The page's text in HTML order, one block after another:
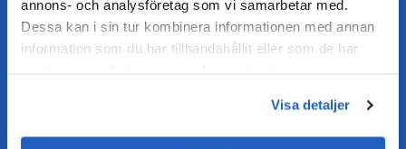
annons- och analysföretag som vi samarbetar med.
Dessa kan i sin tur kombinera informationen med annan
information som du har tillhandahållit eller som de har
Visa detaljer
BANK OCH FINANS